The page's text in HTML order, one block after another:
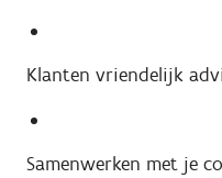
Klanten vriendelijk
Samenwerken met je